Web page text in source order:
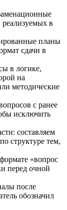
в
планы
сдачи в
в логике,
на
методические
с ранее
исключить
составляем
структуре тем,
«вопрос
перед очной
после
обозначил